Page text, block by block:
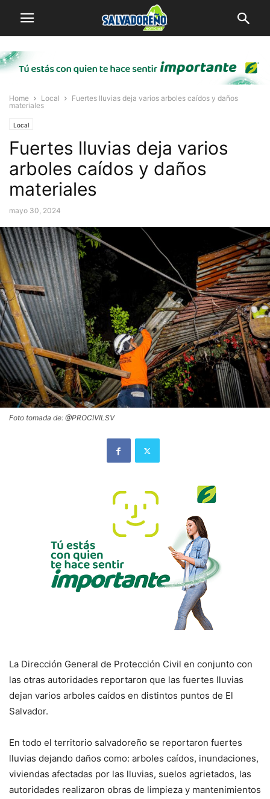
Home Local
Fuertes lluvias deja varios arboles caídos y daños
materiales
Local
Fuertes lluvias deja varios
arboles caídos y daños
materiales
mayo 30, 2024
Foto tomada de: @PROCIVILSV
La Dirección General de Protección Civil en conjunto con
las otras autoridades reportaron que las fuertes lluvias
dejan varios arboles caídos en distintos puntos de El
Salvador.
En todo el territorio salvadoreño se reportaron fuertes
lluvias dejando daños como: arboles caídos, inundaciones,
viviendas afectadas por las lluvias, suelos agrietados, las
autoridades realizaron obras de limpieza y mantenimientos